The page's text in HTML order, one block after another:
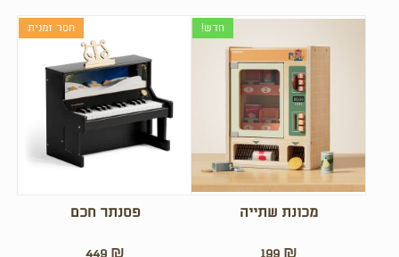
חסר זמנית
פסנתר חכם
חדש!
מכונת שתייה